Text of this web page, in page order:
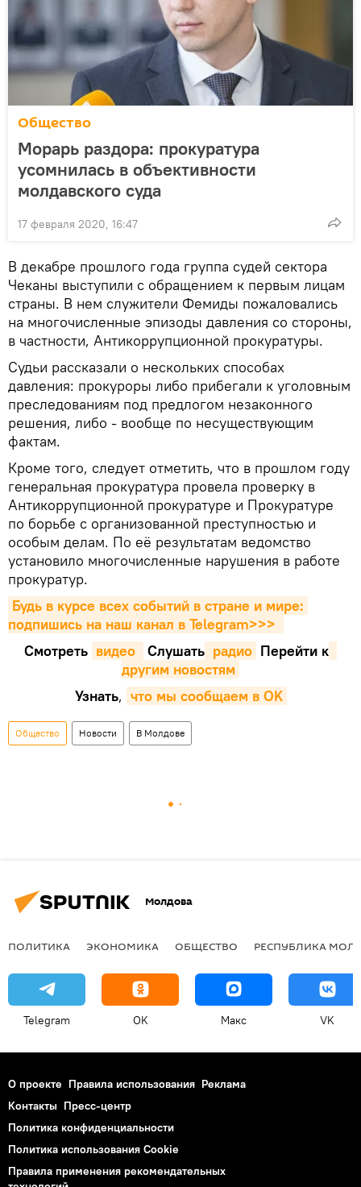
Общество
Морарь раздора: прокуратура
усомнилась в объективности
молдавского суда
17 февраля 2020, 16:47
В декабре прошлого года группа судей сектора
Чеканы выступили с обращением к первым лицам
страны. В нем служители Фемиды пожаловались
на многочисленные эпизоды давления со стороны,
в частности, Антикоррупционной прокуратуры.
Судьи рассказали о нескольких способах
давления: прокуроры либо прибегали к уголовным
преследованиям под предлогом незаконного
решения, либо - вообще по несуществующим
фактам.
Кроме того, следует отметить, что в прошлом году
генеральная прокуратура провела проверку в
Антикоррупционной прокуратуре и Прокуратуре
по борьбе с организованной преступностью и
особым делам. По её результатам ведомство
установило многочисленные нарушения в работе
прокуратур.
Будь в курсе всех событий в стране и мире:
подпишись на наш канал в Telegram>>>
Смотреть видео Cлушать радио Перейти к
другим новостям
Узнать, что мы сообщаем в OK
Общество Новости В Молдове
Молдова
ПОЛИТИКА ЭКОНОМИКА ОБЩЕСТВО РЕСПУБЛИКА
Telegram OK Макс VK
О проекте Правила использования Реклама
Контакты Пресс-центр
Политика конфиденциальности
Политика использования Cookie
Правила применения рекомендательных